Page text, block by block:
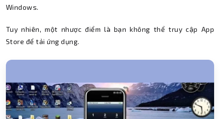
Windows.
Tuy nhiên, một nhược điểm là bạn không thể truy cập App
Store để tải ứng dụng.